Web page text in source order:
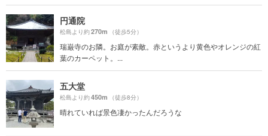
円通院
松島より約270m （徒歩5分）
瑞巌寺のお隣。お庭が素敵。赤というより黄色やオレンジの紅
葉のカーペット。...
五大堂
松島より約450m （徒歩8分）
晴れていれば景色凄かったんだろうな